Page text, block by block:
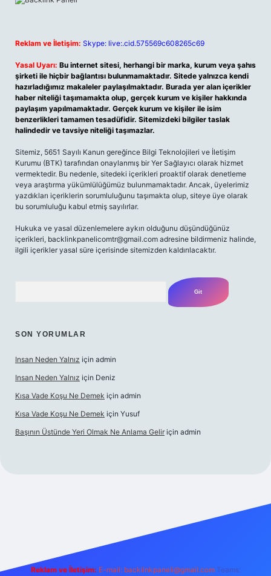
Reklam ve İletişim: Skype: live:.cid.575569c608265c69
Yasal Uyarı: Bu internet sitesi, herhangi bir marka, kurum veya şahıs
şirketi ile hiçbir bağlantısı bulunmamaktadır. Sitede yalnızca kendi
hazırladığımız makaleler paylaşılmaktadır. Burada yer alan içerikler
haber niteliği taşımamakta olup, gerçek kurum ve kişiler hakkında
paylaşım yapılmamaktadır. Gerçek kurum ve kişiler ile isim
benzerlikleri tamamen tesadüfidir. Sitemizdeki bilgiler taslak
halindedir ve tavsiye niteliği taşımazlar.
Sitemiz, 5651 Sayılı Kanun gereğince Bilgi Teknolojileri ve İletişim
Kurumu (BTK) tarafından onaylanmış bir Yer Sağlayıcı olarak hizmet
vermektedir. Bu nedenle, sitedeki içerikleri proaktif olarak denetleme
veya araştırma yükümlülüğümüz bulunmamaktadır. Ancak, üyelerimiz
yazdıkları içeriklerin sorumluluğunu taşımakta olup, siteye üye olarak
bu sorumluluğu kabul etmiş sayılırlar.
Hukuka ve yasal düzenlemelere aykırı olduğunu düşündüğünüz
içerikleri, backlinkpanelicomtr@gmail.com adresine bildirmeniz halinde,
ilgili içerikler yasal süre içerisinde sitemizden kaldırılacaktır.
SON YORUMLAR
Insan Neden Yalnız için admin
Insan Neden Yalnız için Deniz
Kısa Vade Koşu Ne Demek için admin
Kısa Vade Koşu Ne Demek için Yusuf
Başının Üstünde Yeri Olmak Ne Anlama Gelir için admin
Reklam ve İletişim: E-mail: backlinkpaneli@gmail.com Teams: